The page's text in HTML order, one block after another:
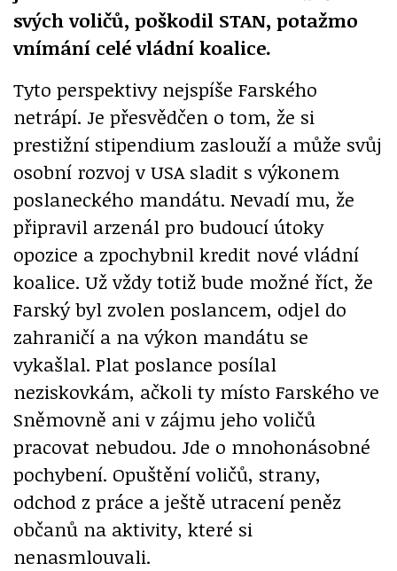
svých voličů, poškodil STAN, potažmo
vnímání celé vládní koalice.
Tyto perspektivy nejspíše Farského
netrápí. Je přesvědčen o tom, že si
prestižní stipendium zaslouží a může svůj
osobní rozvoj v USA sladit s výkonem
poslaneckého mandátu. Nevadí mu, že
připravil arzenál pro budoucí útoky
opozice a zpochybnil kredit nové vládní
koalice. Už vždy totiž bude možné říct, že
Farský byl zvolen poslancem, odjel do
zahraničí a na výkon mandátu se
vykašlal. Plat poslance posílal
neziskovkám, ačkoli ty místo Farského ve
Sněmovně ani v zájmu jeho voličů
pracovat nebudou. Jde o mnohonásobné
pochybení. Opuštění voličů, strany,
odchod z práce a ještě utracení peněz
občanů na aktivity, které si
nenasmlouvali.